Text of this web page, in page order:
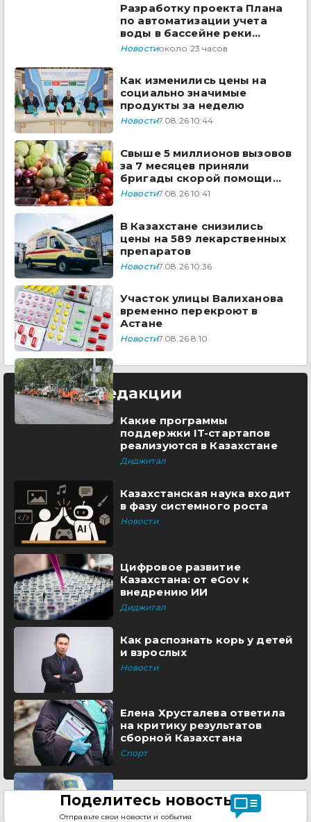
Разработку проекта Плана
по автоматизации учета
воды в бассейне реки
Сырдарья одобрили
Новостиоколо 23 часов
Как изменились цены на
социально значимые
продукты за неделю
Новости7.08.26 10:44
Свыше 5 миллионов вызовов
за 7 месяцев приняли
бригады скорой помощи
Казахстана
Новости7.08.26 10:41
В Казахстане снизились
цены на 589 лекарственных
препаратов
Новости7.08.26 10:36
Участок улицы Валиханова
временно перекроют в
Астане
Новости7.08.26 8:10
Выбор редакции
Какие программы
поддержки IT-стартапов
реализуются в Казахстане
Диджитал
Казахстанская наука входит
в фазу системного роста
Новости
Цифровое развитие
Казахстана: от eGov к
внедрению ИИ
Диджитал
Как распознать корь у детей
и взрослых
Новости
Елена Хрусталева ответила
на критику результатов
сборной Казахстана
Спорт
Поделитесь новостью
Отправьте свои новости и события